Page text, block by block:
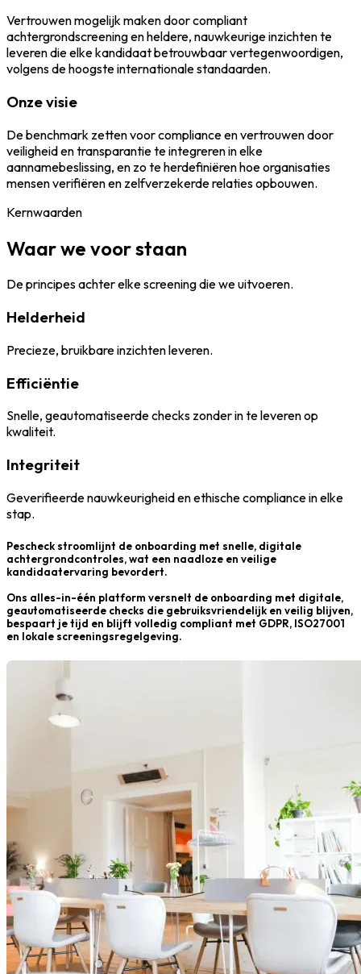
Vertrouwen mogelijk maken door compliant
achtergrondscreening en heldere, nauwkeurige inzichten te
leveren die elke kandidaat betrouwbaar vertegenwoordigen,
volgens de hoogste internationale standaarden.
Onze visie
De benchmark zetten voor compliance en vertrouwen door
veiligheid en transparantie te integreren in elke
aannamebeslissing, en zo te herdefiniëren hoe organisaties
mensen verifiëren en zelfverzekerde relaties opbouwen.
Kernwaarden
Waar we voor staan
De principes achter elke screening die we uitvoeren.
Helderheid
Precieze, bruikbare inzichten leveren.
Efficiëntie
Snelle, geautomatiseerde checks zonder in te leveren op
kwaliteit.
Integriteit
Geverifieerde nauwkeurigheid en ethische compliance in elke
stap.
Pescheck stroomlijnt de onboarding met snelle, digitale
achtergrondcontroles, wat een naadloze en veilige
kandidaatervaring bevordert.
Ons alles-in-één platform versnelt de onboarding met digitale,
geautomatiseerde checks die gebruiksvriendelijk en veilig blijven,
bespaart je tijd en blijft volledig compliant met GDPR, ISO27001
en lokale screeningsregelgeving.